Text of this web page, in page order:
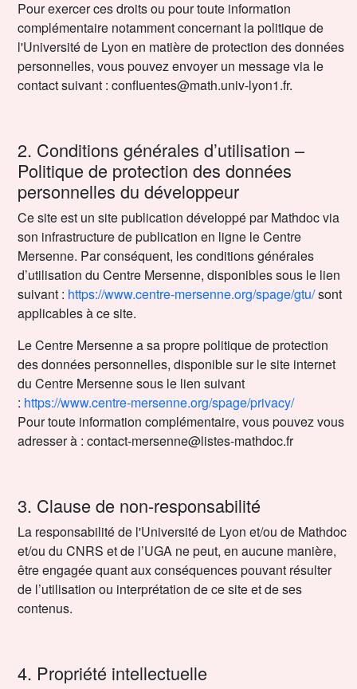
Pour exercer ces droits ou pour toute information
complémentaire notamment concernant la politique de
l'Université de Lyon en matière de protection des données
personnelles, vous pouvez envoyer un message via le
contact suivant : confluentes@math.univ-lyon1.fr.
2. Conditions générales d’utilisation –
Politique de protection des données
personnelles du développeur
Ce site est un site publication développé par Mathdoc via
son infrastructure de publication en ligne le Centre
Mersenne. Par conséquent, les conditions générales
d’utilisation du Centre Mersenne, disponibles sous le lien
suivant : https://www.centre-mersenne.org/spage/gtu/sont
applicables à ce site.
Le Centre Mersenne a sa propre politique de protection
des données personnelles, disponible sur le site internet
du Centre Mersenne sous le lien suivant
: https://www.centre-mersenne.org/spage/privacy/
Pour toute information complémentaire, vous pouvez vous
adresser à : contact-mersenne@listes-mathdoc.fr
3. Clause de non-responsabilité
La responsabilité de l'Université de Lyon et/ou de Mathdoc
et/ou du CNRS et de l’UGA ne peut, en aucune manière,
être engagée quant aux conséquences pouvant résulter
de l’utilisation ou interprétation de ce site et de ses
contenus.
4. Propriété intellectuelle